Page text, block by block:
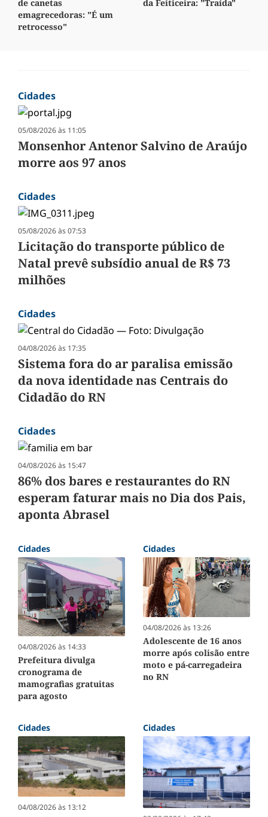
de canetas
emagrecedoras: "É um
retrocesso"
da Feiticeira: "Traída"
Cidades
05/08/2026 às 11:05
Monsenhor Antenor Salvino de Araújo
morre aos 97 anos
Cidades
05/08/2026 às 07:53
Licitação do transporte público de
Natal prevê subsídio anual de R$ 73
milhões
Cidades
04/08/2026 às 17:35
Sistema fora do ar paralisa emissão
da nova identidade nas Centrais do
Cidadão do RN
Cidades
04/08/2026 às 15:47
86% dos bares e restaurantes do RN
esperam faturar mais no Dia dos Pais,
aponta Abrasel
Cidades
04/08/2026 às 14:33
Prefeitura divulga
cronograma de
mamografias gratuitas
para agosto
Cidades
04/08/2026 às 13:26
Adolescente de 16 anos
morre após colisão entre
moto e pá-carregadeira
no RN
Cidades
04/08/2026 às 13:12
Cidades